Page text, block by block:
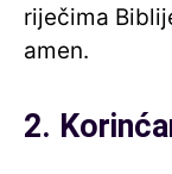
riječima
amen.
2.